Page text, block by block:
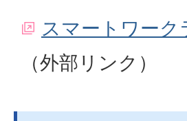
スマートワー
（外部リンク）